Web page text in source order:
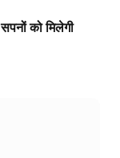
को मिलेगी